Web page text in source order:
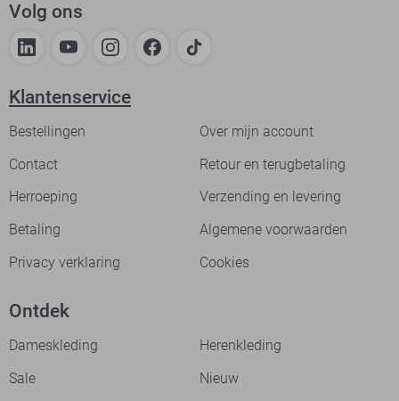
Volg ons
Klantenservice
Bestellingen
Over mijn account
Contact
Retour en terugbetaling
Herroeping
Verzending en levering
Betaling
Algemene voorwaarden
Privacy verklaring
Cookies
Ontdek
Dameskleding
Herenkleding
Sale
Nieuw